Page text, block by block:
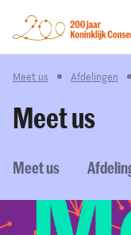
Meet us Afdelingen
Meet us
Meet us